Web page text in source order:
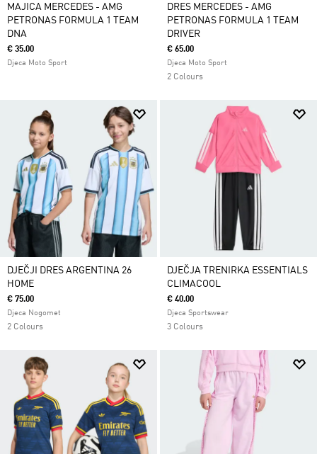
MAJICA MERCEDES - AMG
PETRONAS FORMULA 1 TEAM
DNA
€ 35.00
Djeca Moto Sport
DRES MERCEDES - AMG
PETRONAS FORMULA 1 TEAM
DRIVER
€ 65.00
Djeca Moto Sport
2 Colours
DJEČJI DRES ARGENTINA 26
HOME
€ 75.00
Djeca Nogomet
2 Colours
DJEČJA TRENIRKA ESSENTIALS
CLIMACOOL
€ 40.00
Djeca Sportswear
3 Colours